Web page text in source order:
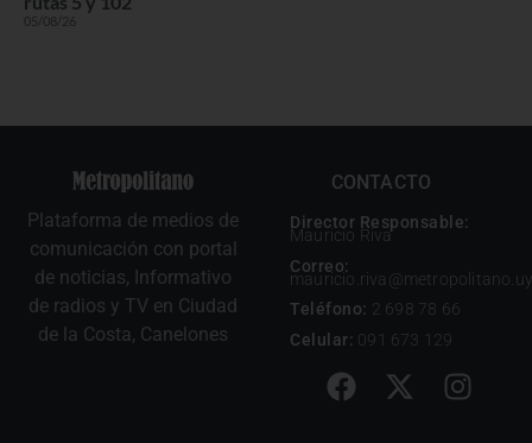
05/08/26
Plataforma de medios de
comunicación con portal
de noticias, Informativo
de radios y TV en Ciudad
de la Costa, Canelones
CONTACTO
Director Responsable:
Mauricio Riva
Correo:
mauricio.riva@metropolitano.uy
Teléfono: 2 698 78 66
Celular: 091 673 129